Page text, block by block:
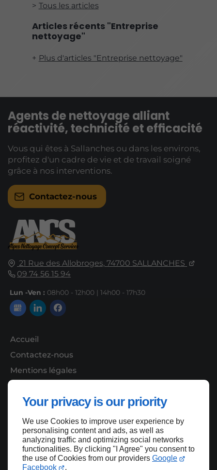
Your privacy is our priority
We use Cookies to improve user experience by
personalising content and ads, as well as
analyzing traffic and optimizing social networks
functionalities. By clicking "I Agree" you consent to
the use of Cookies from our providers Google
Facebook
.
Tous les articles
Articles récents "Entreprise
nettoyage"
Plus d'articles "Entreprise nettoyage"
21 Rue des Allobroges, 74700 SALLANCHES
09 74 56 15 94
Lun -Ven : 08h00 - 12h00 | 14h00 - 17h30
Accueil
Contactez-nous
Mentions légales
Agents de nettoyage alliant
réactivité, technicité et efficacité
Vous qui êtes à Sallanches ou dans les environs,
profitez d'un cadre de vie et de travail soigné
grâce à nos interventions.
Contactez-nous
Haut de page